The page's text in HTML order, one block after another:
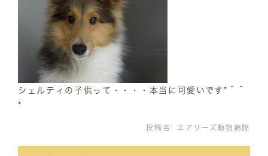
シェルティの子供って・・・・本当に可愛いです*＾＾
*
投稿者: エアリーズ動物病院